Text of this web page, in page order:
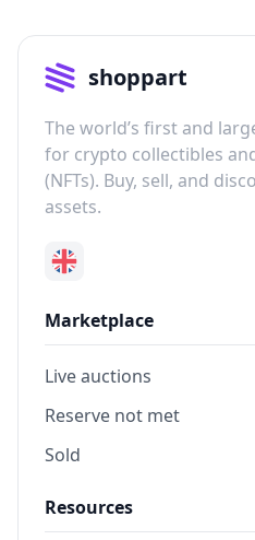
shoppart
The world’s first and
for crypto collectibles
(NFTs). Buy, sell, and
assets.
Marketplace
Live auctions
Reserve not met
Sold
Resources